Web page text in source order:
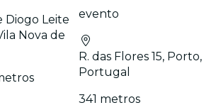
Diogo Leite
Nova de
evento
R. das Flores 15, Porto,
Portugal
341 metros